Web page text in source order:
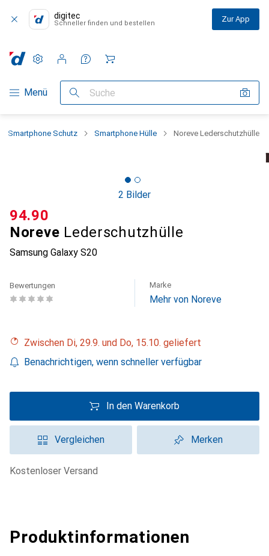
digitec
Schneller finden und bestellen Zur App
Navigation nach Kategorien
Menü Suche
Einstellungen
Kundenkonto
Vergleichslisten
Merklisten
Warenkorb
Smartphone Schutz Smartphone Hülle Noreve Lederschutzhülle
2 Bilder
Noreve Lederschutzhülle
Samsung Galaxy S20
CHF
94.90
Bewertungen Marke
Mehr von Noreve
Zwischen Di, 29.9. und Do, 15.10. geliefert
Benachrichtigen, wenn schneller verfügbar
In den Warenkorb
Vergleichen Merken
kostenloser Versand
Produktinformationen